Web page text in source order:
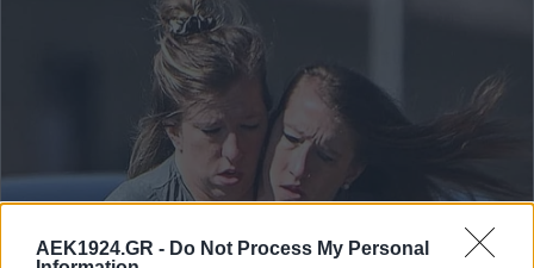
AEK1924.GR - Do Not Process My Personal